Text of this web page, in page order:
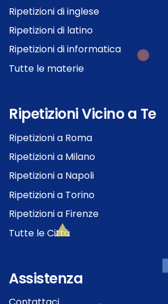
Ripetizioni di inglese
Ripetizioni di latino
Ripetizioni di informatica
Tutte le materie
Ripetizioni Vicino a Te
Ripetizioni a Roma
Ripetizioni a Milano
Ripetizioni a Napoli
Ripetizioni a Torino
Ripetizioni a Firenze
Tutte le Città
Assistenza